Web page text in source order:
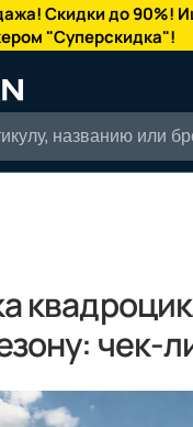
Скидки до 90%!
"Суперскидка"!
названию или
чек-